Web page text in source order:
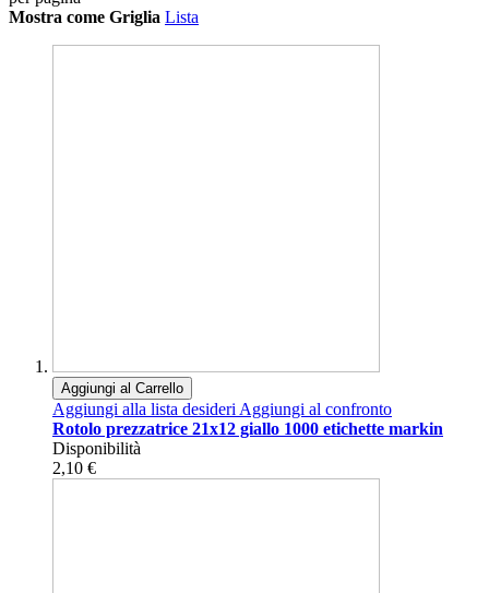
Mostra come Griglia Lista
Aggiungi al Carrello
Aggiungi alla lista desideriAggiungi al confronto
Rotolo prezzatrice 21x12 giallo 1000 etichette markin
Disponibilità
2,10 €